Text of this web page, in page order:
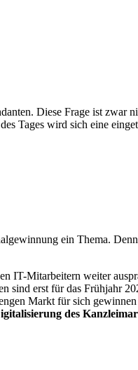
Diese Frage ist
Tages wird sich eine
ein Thema.
IT-Mitarbeitern weiter
erst für das Frühjahr
Markt für sich
des